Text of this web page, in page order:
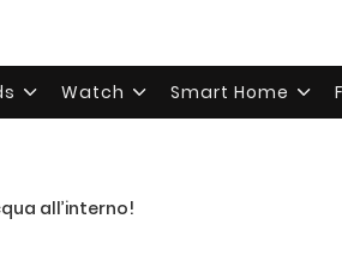
Watch Smart Home
all’interno!